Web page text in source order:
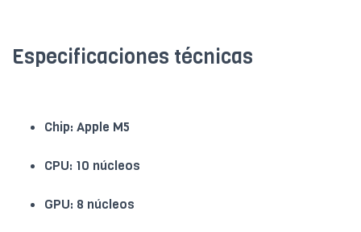
Especificaciones técnicas
Chip: Apple M5
CPU: 10 núcleos
GPU: 8 núcleos